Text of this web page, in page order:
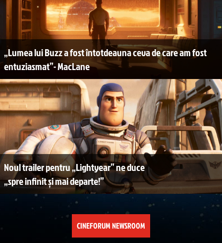
„Lumea lui Buzz a fost întotdeauna ceva de care am fost
entuziasmat”- MacLane
Noul trailer pentru „Lightyear” ne duce
„spre infinit și mai departe!”
CINEFORUM NEWSROOM